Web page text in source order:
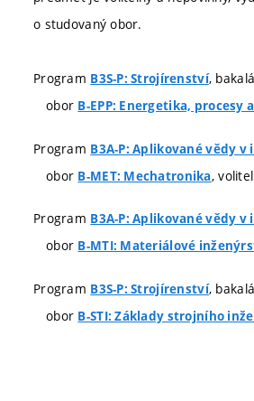
o studovaný obor.
Program B3S-P: Strojírenství,
obor B-EPP: Energetika,
Program B3A-P: Aplikované vědy
obor B-MET: Mechatronika,
Program B3A-P: Aplikované vědy
obor B-MTI: Materiálové
Program B3S-P: Strojírenství,
obor B-STI: Základy strojního